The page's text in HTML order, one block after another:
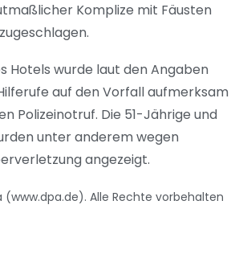
Komplize mit Fäusten
Hotels wurde laut den Angaben
auf den Vorfall aufmerksam
Polizeinotruf. Die 51-Jährige und
unter anderem wegen
angezeigt.
(www.dpa.de). Alle Rechte vorbehalten